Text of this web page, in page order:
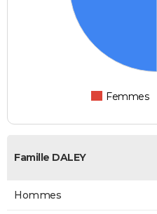
Femmes
Famille DALEY
Hommes